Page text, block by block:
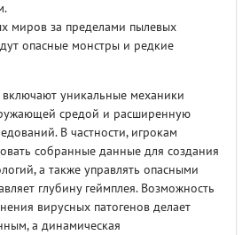
миров за пределами пылевых
опасные монстры и редкие
уникальные механики
средой и расширенную
В частности, игрокам
собранные данные для создания
а также управлять опасными
глубину геймплея. Возможность
вирусных патогенов делает
а динамическая